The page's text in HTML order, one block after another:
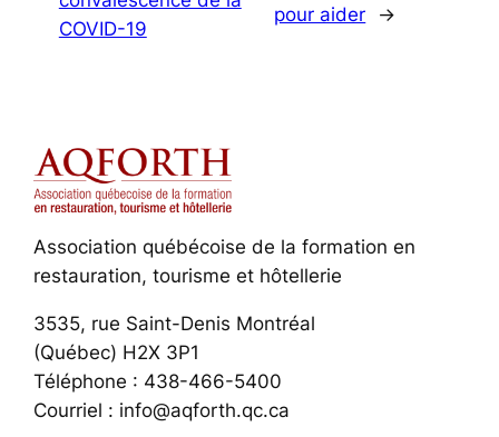
COVID-19
pour aider
→
Association québécoise de la formation en
restauration, tourisme et hôtellerie
3535, rue Saint-Denis Montréal
(Québec) H2X 3P1
Téléphone : 438-466-5400
Courriel : info@aqforth.qc.ca